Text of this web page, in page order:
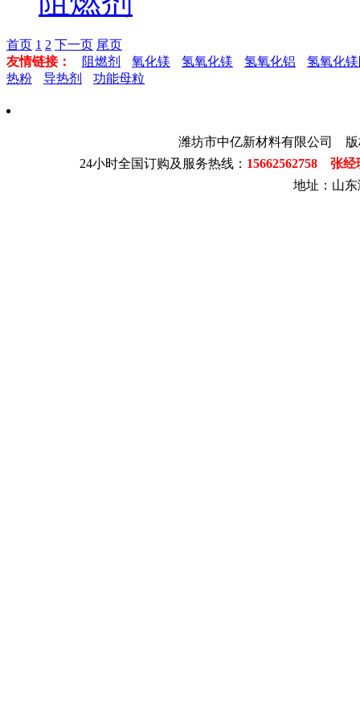
首页 1 2 下一页 尾页
友情链接：
阻燃剂 氧化镁 氢氧化镁 氢氧化铝
氢氧化
热粉
导热剂 功能母粒
潍坊市中亿新材料有限公司
24小时全国订购及服务热线： 15662562758 张
地址：山